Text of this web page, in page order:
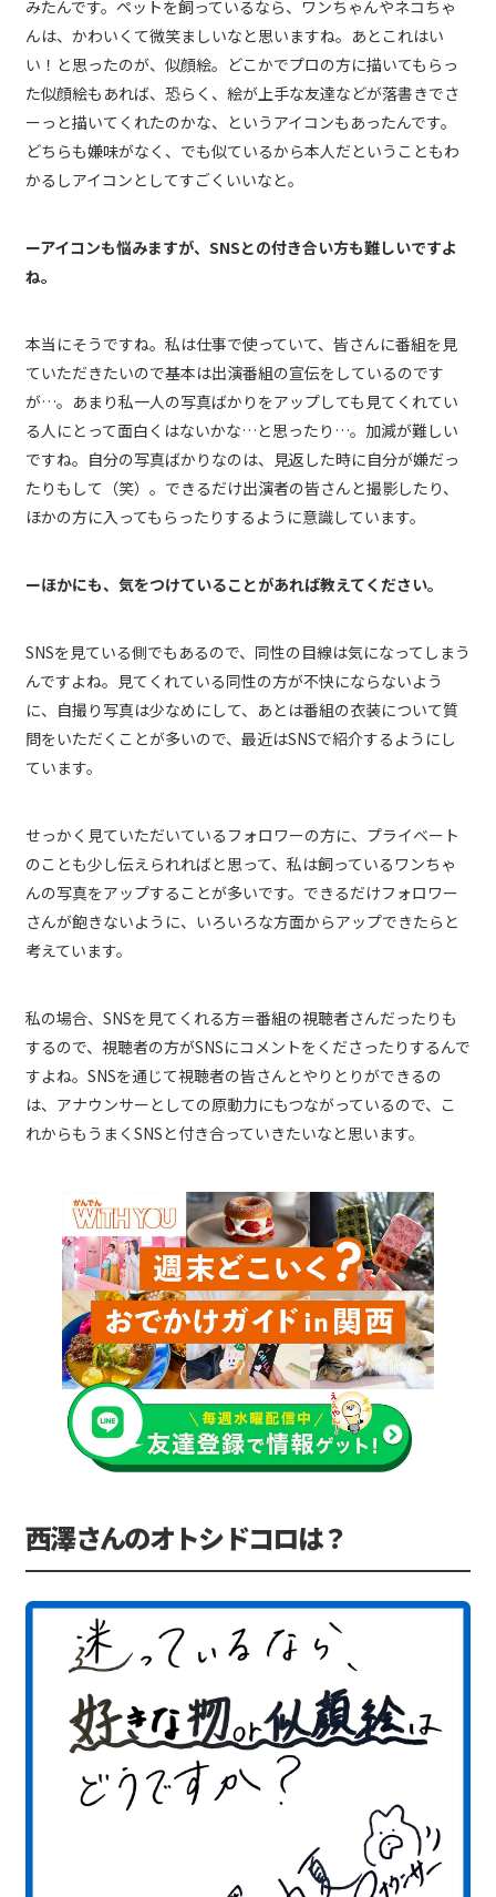
みたんです。ペットを飼っているなら、ワンちゃんやネコちゃ
んは、かわいくて微笑ましいなと思いますね。あとこれはい
い！と思ったのが、似顔絵。どこかでプロの方に描いてもらっ
た似顔絵もあれば、恐らく、絵が上手な友達などが落書きでさ
ーっと描いてくれたのかな、というアイコンもあったんです。
どちらも嫌味がなく、でも似ているから本人だということもわ
かるしアイコンとしてすごくいいなと。
ーアイコンも悩みますが、SNSとの付き合い方も難しいですよ
ね。
本当にそうですね。私は仕事で使っていて、皆さんに番組を見
ていただきたいので基本は出演番組の宣伝をしているのです
が…。あまり私一人の写真ばかりをアップしても見てくれてい
る人にとって面白くはないかな…と思ったり…。加減が難しい
ですね。自分の写真ばかりなのは、見返した時に自分が嫌だっ
たりもして（笑）。できるだけ出演者の皆さんと撮影したり、
ほかの方に入ってもらったりするように意識しています。
ーほかにも、気をつけていることがあれば教えてください。
SNSを見ている側でもあるので、同性の目線は気になってしまう
んですよね。見てくれている同性の方が不快にならないよう
に、自撮り写真は少なめにして、あとは番組の衣装について質
問をいただくことが多いので、最近はSNSで紹介するようにし
ています。
せっかく見ていただいているフォロワーの方に、プライベート
のことも少し伝えられればと思って、私は飼っているワンちゃ
んの写真をアップすることが多いです。できるだけフォロワー
さんが飽きないように、いろいろな方面からアップできたらと
考えています。
私の場合、SNSを見てくれる方＝番組の視聴者さんだったりも
するので、視聴者の方がSNSにコメントをくださったりするんで
すよね。SNSを通じて視聴者の皆さんとやりとりができるの
は、アナウンサーとしての原動力にもつながっているので、こ
れからもうまくSNSと付き合っていきたいなと思います。
西澤さんのオトシドコロは？